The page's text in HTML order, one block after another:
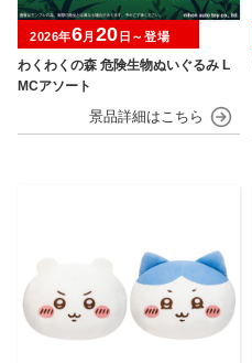
わくわくの森 危険生物ぬいぐるみ L
MCアソート
2026年6月 20 日～登場